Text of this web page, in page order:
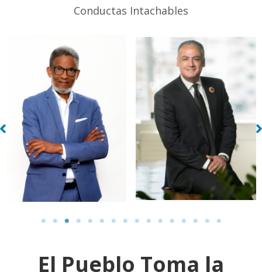
Conductas Intachables
El Pueblo Toma la